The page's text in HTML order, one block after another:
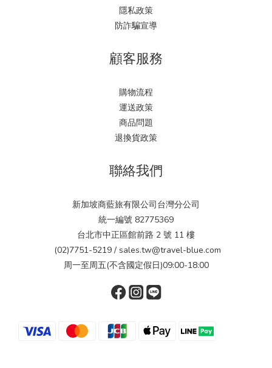
隱私政策
防詐騙宣導
顧客服務
購物流程
運送政策
商品問題
退換貨政策
聯絡我們
新加坡商藍旅有限公司台灣分公司
統一編號 82775369
台北市中正區館前路 2 號 11 樓
(02)7751-5219 / sales.tw@travel-blue.com
周一至周五(不含國定假日)09:00-18:00